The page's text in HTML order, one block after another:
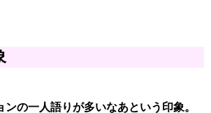
ンの一人語りが多いなあという印象。